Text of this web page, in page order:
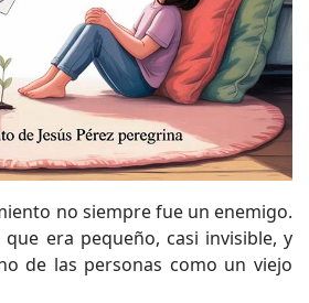
no siempre fue un enemigo.
era pequeño, casi invisible, y
de las personas como un viejo